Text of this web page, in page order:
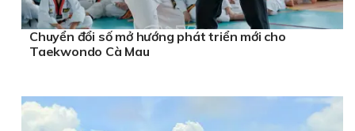
Chuyển đổi số mở hướng phát triển mới cho
Taekwondo Cà Mau